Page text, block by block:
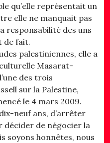
qu’elle représentait un
elle ne manquait pas
responsabilité des uns
de fait.
palestiniennes, elle a
Masarat-
des trois
sur la Palestine,
le 4 mars 2009.
neuf ans, d’arrêter
de négocier la
soyons honnêtes, nous